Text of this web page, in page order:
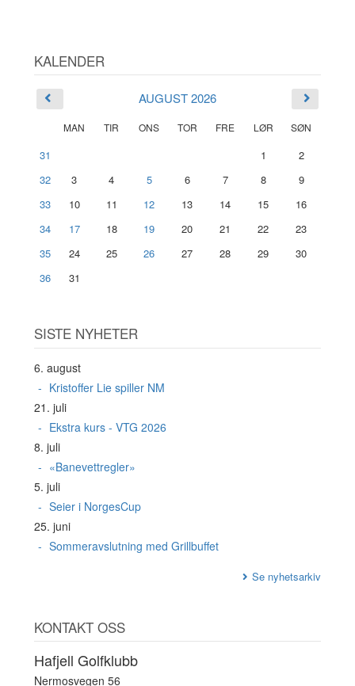
KALENDER
AUGUST 2026
MAN TIR ONS TOR FRE LØR SØN
31 1
2
32
3 4 5 6 7 8
9
33
10 11 12 13 14 15
16
34
17 18 19 20 21 22
23
35
24 25 26 27 28 29
30
36
31
SISTE NYHETER
6. august
Kristoffer Lie spiller NM
21. juli
Ekstra kurs - VTG 2026
8. juli
«Banevettregler»
5. juli
Seier i NorgesCup
25. juni
Sommeravslutning med Grillbuffet
Se nyhetsarkiv
KONTAKT OSS
Hafjell Golfklubb
Nermosvegen 56